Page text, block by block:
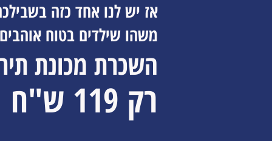
אז יש לנו אחד כזה
משהו שילדים בטוח
השכרת מכונת
רק 119 ש"ח